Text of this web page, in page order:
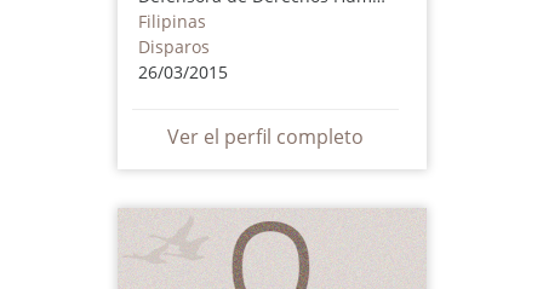
Filipinas
Disparos
26/03/2015
Ver el perfil completo